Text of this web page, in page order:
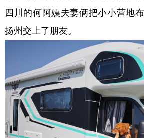
四川的何阿姨夫妻俩把小小营地
扬州交上了朋友。